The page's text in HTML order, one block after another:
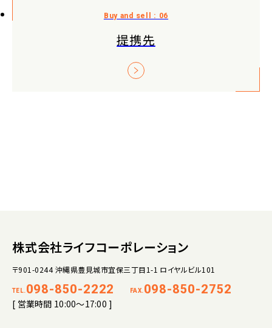
提携先
株式会社ライフコーポレーション
〒901-0244 沖縄県豊見城市宜保三丁目1-1 ロイヤルビル101
TEL. 098-850-2222 FAX. 098-850-2752
[ 営業時間 10:00～17:00 ]